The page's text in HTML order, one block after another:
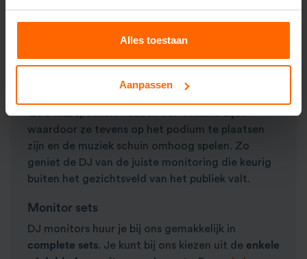
Alles toestaan
Aanpassen
terugvindt in veel van onzegeluidssets
krachtigeactieve speakeris handzaam en
strak en zuiver geluid
QSC K12speakers hebben eenschuine zijde
waardoor ze tevens op het podium te plaatsen
zijn en de muziek schuin omhoog spelen. Zo
geniet de DJ van de juiste monitoring die keurig
buiten het gezichtsveld van het publiek valt.
Monitor sets
DJ monitors huur je bij ons gemakkelijk in
complete sets. Je kunt bij ons kiezen uit de enkele